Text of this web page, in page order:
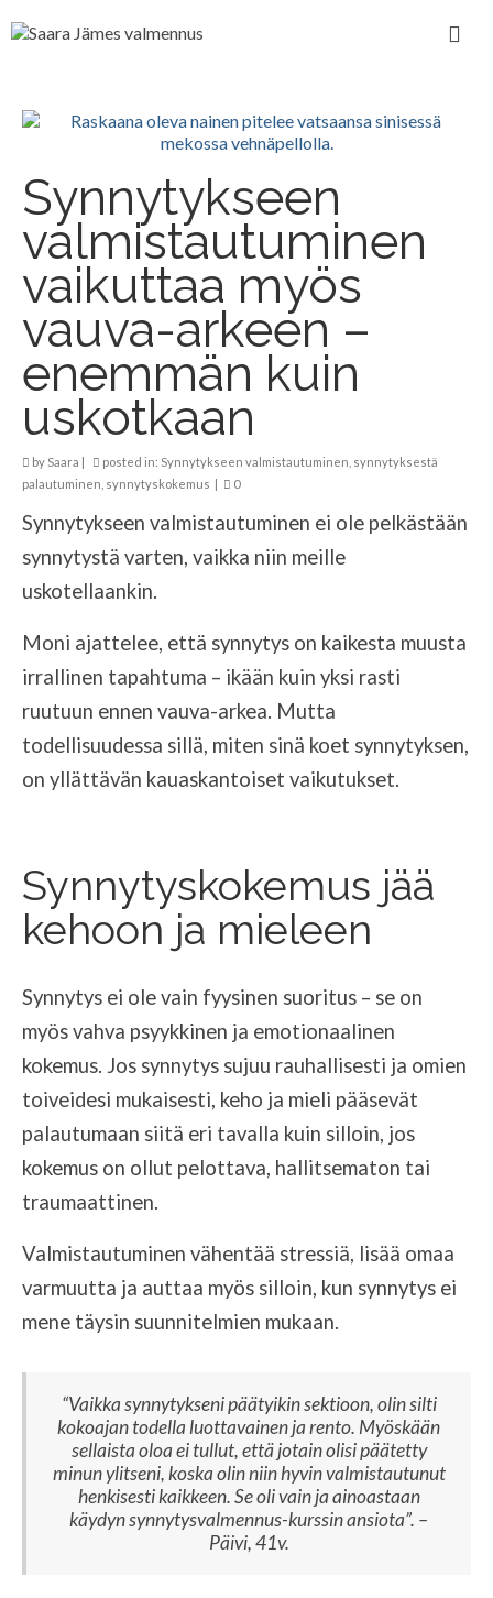
Synnytykseen
valmistautuminen
vaikuttaa myös
vauva-arkeen –
enemmän kuin
uskotkaan
by Saara | posted in: Synnytykseen valmistautuminen synnytyksestä
palautuminen synnytyskokemus | 0
Synnytykseen valmistautuminen ei ole pelkästään
synnytystä varten, vaikka niin meille
uskotellaankin.
Moni ajattelee, että synnytys on kaikesta muusta
irrallinen tapahtuma – ikään kuin yksi rasti
ruutuun ennen vauva-arkea. Mutta
todellisuudessa sillä, miten sinä koet synnytyksen,
on yllättävän kauaskantoiset vaikutukset.
Synnytyskokemus jää
kehoon ja mieleen
Synnytys ei ole vain fyysinen suoritus – se on
myös vahva psyykkinen ja emotionaalinen
kokemus. Jos synnytys sujuu rauhallisesti ja omien
toiveidesi mukaisesti, keho ja mieli pääsevät
palautumaan siitä eri tavalla kuin silloin, jos
kokemus on ollut pelottava, hallitsematon tai
traumaattinen.
Valmistautuminen vähentää stressiä, lisää omaa
varmuutta ja auttaa myös silloin, kun synnytys ei
mene täysin suunnitelmien mukaan.
“Vaikka synnytykseni päätyikin sektioon, olin silti
kokoajan todella luottavainen ja rento. Myöskään
sellaista oloa ei tullut, että jotain olisi päätetty
minun ylitseni, koska olin niin hyvin valmistautunut
henkisesti kaikkeen. Se oli vain ja ainoastaan
käydyn synnytysvalmennus-kurssin ansiota”. –
Päivi, 41v.